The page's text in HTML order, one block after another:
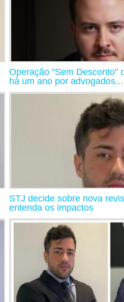
Operação "Sem Desconto"
há um ano por advogados...
STJ decide sobre nova
entenda os impactos